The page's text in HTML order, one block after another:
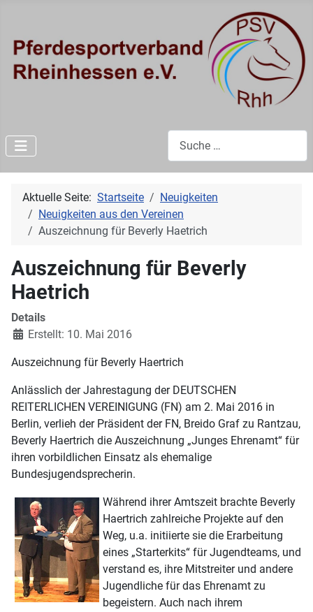
Aktuelle Seite: Startseite
Neuigkeiten
Neuigkeiten aus den Vereinen
Auszeichnung für Beverly Haetrich
Auszeichnung für Beverly
Haetrich
Details
Erstellt: 10. Mai 2016
Auszeichnung für Beverly Haertrich
Anlässlich der Jahrestagung der DEUTSCHEN
REITERLICHEN VEREINIGUNG (FN) am 2. Mai 2016 in
Berlin, verlieh der Präsident der FN, Breido Graf zu Rantzau,
Beverly Haertrich die Auszeichnung „Junges Ehrenamt“ für
ihren vorbildlichen Einsatz als ehemalige
Bundesjugendsprecherin.
Während ihrer Amtszeit brachte Beverly
Haertrich zahlreiche Projekte auf den
Weg, u.a. initiierte sie die Erarbeitung
eines „Starterkits“ für Jugendteams, und
verstand es, ihre Mitstreiter und andere
Jugendliche für das Ehrenamt zu
begeistern. Auch nach ihrem